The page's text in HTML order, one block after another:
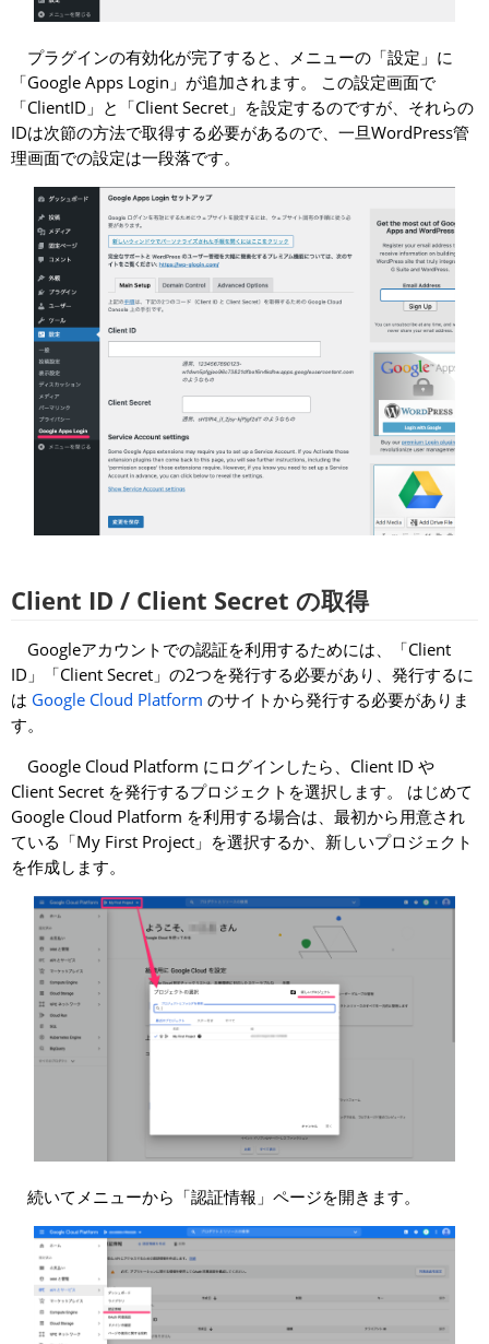
プラグインの有効化が完了すると、メニューの「設定」に
「Google Apps Login」が追加されます。 この設定画面で
「ClientID」と「Client Secret」を設定するのですが、それらの
IDは次節の方法で取得する必要があるので、一旦WordPress管
理画面での設定は一段落です。
Client ID / Client Secret の取得
Googleアカウントでの認証を利用するためには、「Client
ID」「Client Secret」の2つを発行する必要があり、発行するに
は Google Cloud Platform のサイトから発行する必要がありま
す。
Google Cloud Platform にログインしたら、Client ID や
Client Secret を発行するプロジェクトを選択します。 はじめて
Google Cloud Platform を利用する場合は、最初から用意され
ている「My First Project」を選択するか、新しいプロジェクト
を作成します。
続いてメニューから「認証情報」ページを開きます。